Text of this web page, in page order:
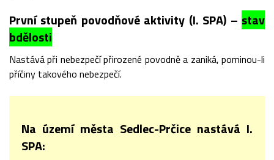
První stupeň povodňové aktivity (I. SPA) – stav
bdělosti
Nastává při nebezpečí přirozené povodně a zaniká, pominou-li
příčiny takového nebezpečí.
Na území města Sedlec-Prčice nastává I.
SPA: